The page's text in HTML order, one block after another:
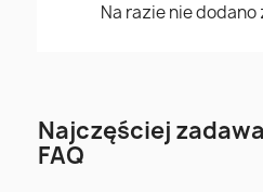
Na razie nie
Najczęściej
FAQ